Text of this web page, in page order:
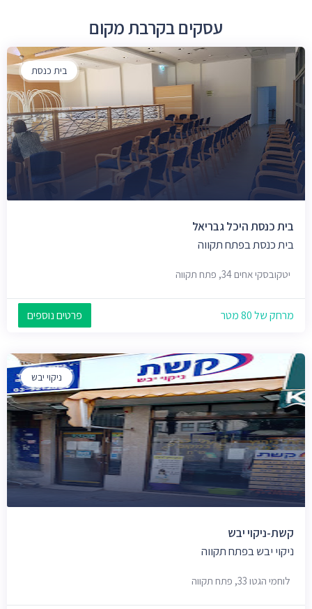
עסקים בקרבת מקום
בית כנסת
בית כנסת היכל גבריאל
בית כנסת בפתח תקווה
יטקובסקי אחים 34, פתח תקווה
מרחק של 80 מטר פרטים נוספים
ניקוי יבש
קשת-ניקוי יבש
ניקוי יבש בפתח תקווה
לוחמי הגטו 33, פתח תקווה